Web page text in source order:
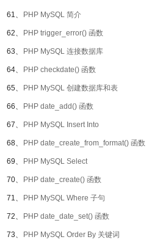
61、 PHP MySQL 简介
62、 PHP trigger_error() 函数
63、 PHP MySQL 连接数据库
64、 PHP checkdate() 函数
65、 PHP MySQL 创建数据库和表
66、 PHP date_add() 函数
67、 PHP MySQL Insert Into
68、 PHP date_create_from_format() 函数
69、 PHP MySQL Select
70、 PHP date_create() 函数
71、 PHP MySQL Where 子句
72、 PHP date_date_set() 函数
73、 PHP MySQL Order By 关键词